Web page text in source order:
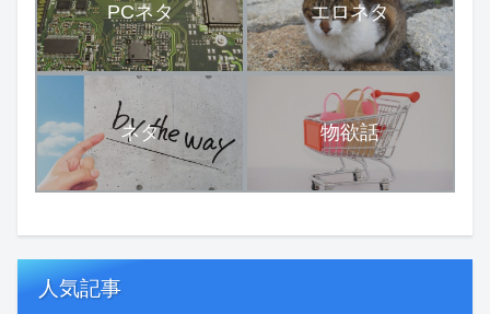
PCネタ エロネタ
ネタ 物欲話
人気記事